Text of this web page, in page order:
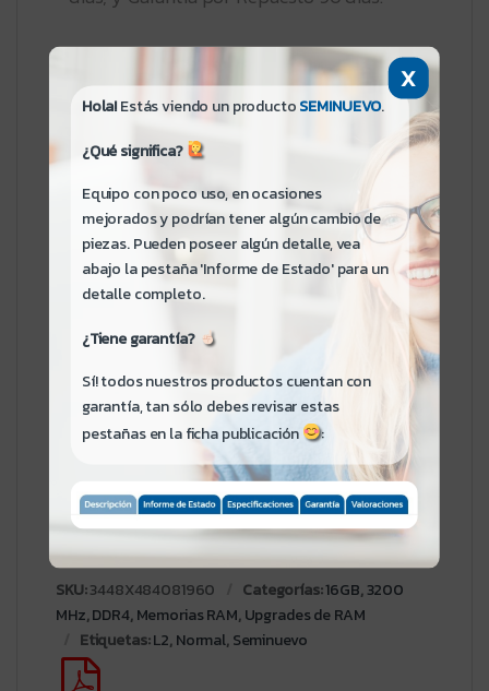
————————
Mejora el rendimiento de tu notebook con
esta memoria RAM SODIMM DDR4 de
16GB a 3200MHz. Ideal para trabajos de
oficina, navegación, estudios y multitarea
fluida. Compatible con notebooks que
utilicen memoria DDR4
Capacidad: 16GB
Frecuencia: 3200MHz
Voltaje: 1.2V
Estado: [SEMINUEVO]
SKU:3448X484081960 Categorías:16GB,3200
MHz,DDR4,Memorias RAM,Upgrades de RAM
Etiquetas:L2,Normal,Seminuevo
X
Hola!Estás viendo un productoSEMINUEVO.
¿Qué significa?
Equipo con poco uso, en ocasiones
mejorados y podrían tener algún cambio de
piezas. Pueden poseer algún detalle, vea
abajo la pestaña 'Informe de Estado' para un
detalle completo.
¿Tiene garantía?
Sí! todos nuestros productos cuentan con
garantía, tan sólo debes revisar estas
pestañas en la ficha publicación
: